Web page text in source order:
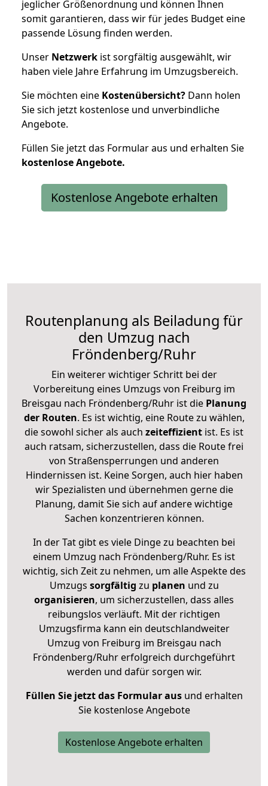
jeglicher Größenordnung und können Ihnen
somit garantieren, dass wir für jedes Budget eine
passende Lösung finden werden.
Unser Netzwerk ist sorgfältig ausgewählt, wir
haben viele Jahre Erfahrung im Umzugsbereich.
Sie möchten eine Kostenübersicht? Dann holen
Sie sich jetzt kostenlose und unverbindliche
Angebote.
Füllen Sie jetzt das Formular aus und erhalten Sie
kostenloseAngebote.
Kostenlose Angebote erhalten
Routenplanung als Beiladung für
den Umzug nach
Fröndenberg/Ruhr
Ein weiterer wichtiger Schritt bei der
Vorbereitung eines Umzugs von Freiburg im
Breisgau nach Fröndenberg/Ruhr ist die Planung
der Routen. Es ist wichtig, eine Route zu wählen,
die sowohl sicher als auch zeiteffizient ist. Es ist
auch ratsam, sicherzustellen, dass die Route frei
von Straßensperrungen und anderen
Hindernissen ist. Keine Sorgen, auch hier haben
wir Spezialisten und übernehmen gerne die
Planung, damit Sie sich auf andere wichtige
Sachen konzentrieren können.
In der Tat gibt es viele Dinge zu beachten bei
einem Umzug nach Fröndenberg/Ruhr. Es ist
wichtig, sich Zeit zu nehmen, um alle Aspekte des
Umzugs sorgfältig zu planen und zu
organisieren, um sicherzustellen, dass alles
reibungslos verläuft. Mit der richtigen
Umzugsfirma kann ein deutschlandweiter
Umzug von Freiburg im Breisgau nach
Fröndenberg/Ruhr erfolgreich durchgeführt
werden und dafür sorgen wir.
Füllen Sie jetzt das Formular ausund erhalten
Sie kostenlose Angebote
Kostenlose Angebote erhalten